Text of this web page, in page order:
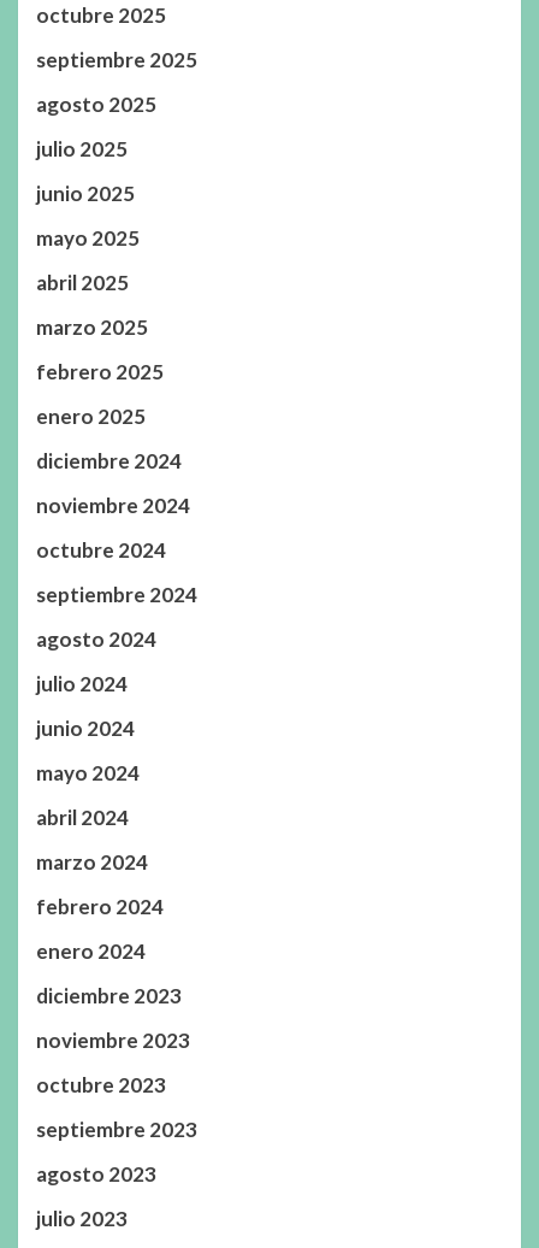
octubre 2025
septiembre 2025
agosto 2025
julio 2025
junio 2025
mayo 2025
abril 2025
marzo 2025
febrero 2025
enero 2025
diciembre 2024
noviembre 2024
octubre 2024
septiembre 2024
agosto 2024
julio 2024
junio 2024
mayo 2024
abril 2024
marzo 2024
febrero 2024
enero 2024
diciembre 2023
noviembre 2023
octubre 2023
septiembre 2023
agosto 2023
julio 2023